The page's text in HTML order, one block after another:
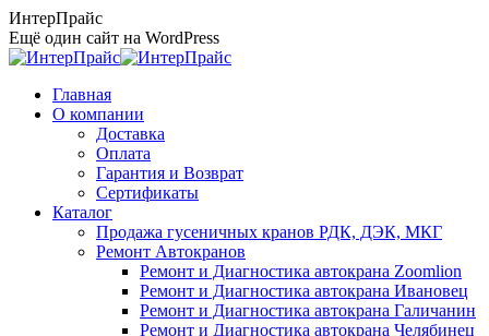
Перейти
к
содержанию
ИнтерПрайс
Ещё один сайт на WordPress
Главная
О компании
Доставка
Оплата
Гарантия и Возврат
Сертификаты
Каталог
Продажа гусеничных кранов РДК, ДЭК, МКГ
Ремонт Автокранов
Ремонт и Диагностика автокрана Zoomlion
Ремонт и Диагностика автокрана Ивановец
Ремонт и Диагностика автокрана Галичанин
Ремонт и Диагностика автокрана Челябинец